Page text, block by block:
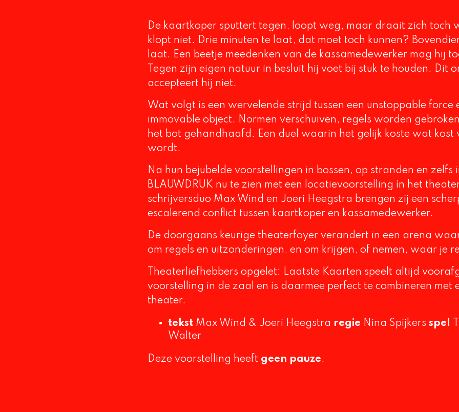
De kaartkoper sputtert tegen, loopt weg, maar draait zich toch
klopt niet. Drie minuten te laat, dat moet toch kunnen?
laat. Een beetje meedenken van de kassamedewerker mag hij
Tegen zijn eigen natuur in besluit hij voet bij stuk te houden. Dit
accepteert hij niet.
Wat volgt is een wervelende strijd tussen een unstoppable force
immovable object. Normen verschuiven, regels worden
het bot gehandhaafd. Een duel waarin het gelijk koste wat kost
wordt.
Na hun bejubelde voorstellingen in bossen, op stranden en zelfs
BLAUWDRUK nu te zien met een locatievoorstelling ín het
schrijversduo Max Wind en Joeri Heegstra brengen zij een
escalerend conflict tussen kaartkoper en kassamedewerker.
De doorgaans keurige theaterfoyer verandert in een arena
om regels en uitzonderingen, en om krijgen, of nemen, waar je
Theaterliefhebbers opgelet: Laatste Kaarten speelt altijd
voorstelling in de zaal en is daarmee perfect te combineren met
theater.
tekst Max Wind & Joeri Heegstra regie Nina Spijkers spel
Walter
Deze voorstelling heeft geen pauze.